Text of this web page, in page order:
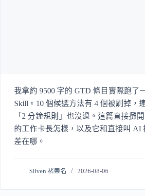
我拿約 9500 字的 GTD 條目實際跑了
Skill。10 個候選方法有 4 個被刷掉，
「2 分鐘規則」也沒過。這篇直接攤
的工作卡長怎樣，以及它和直接叫 AI
差在哪。
Sliven 褚崇名 2026-08-06